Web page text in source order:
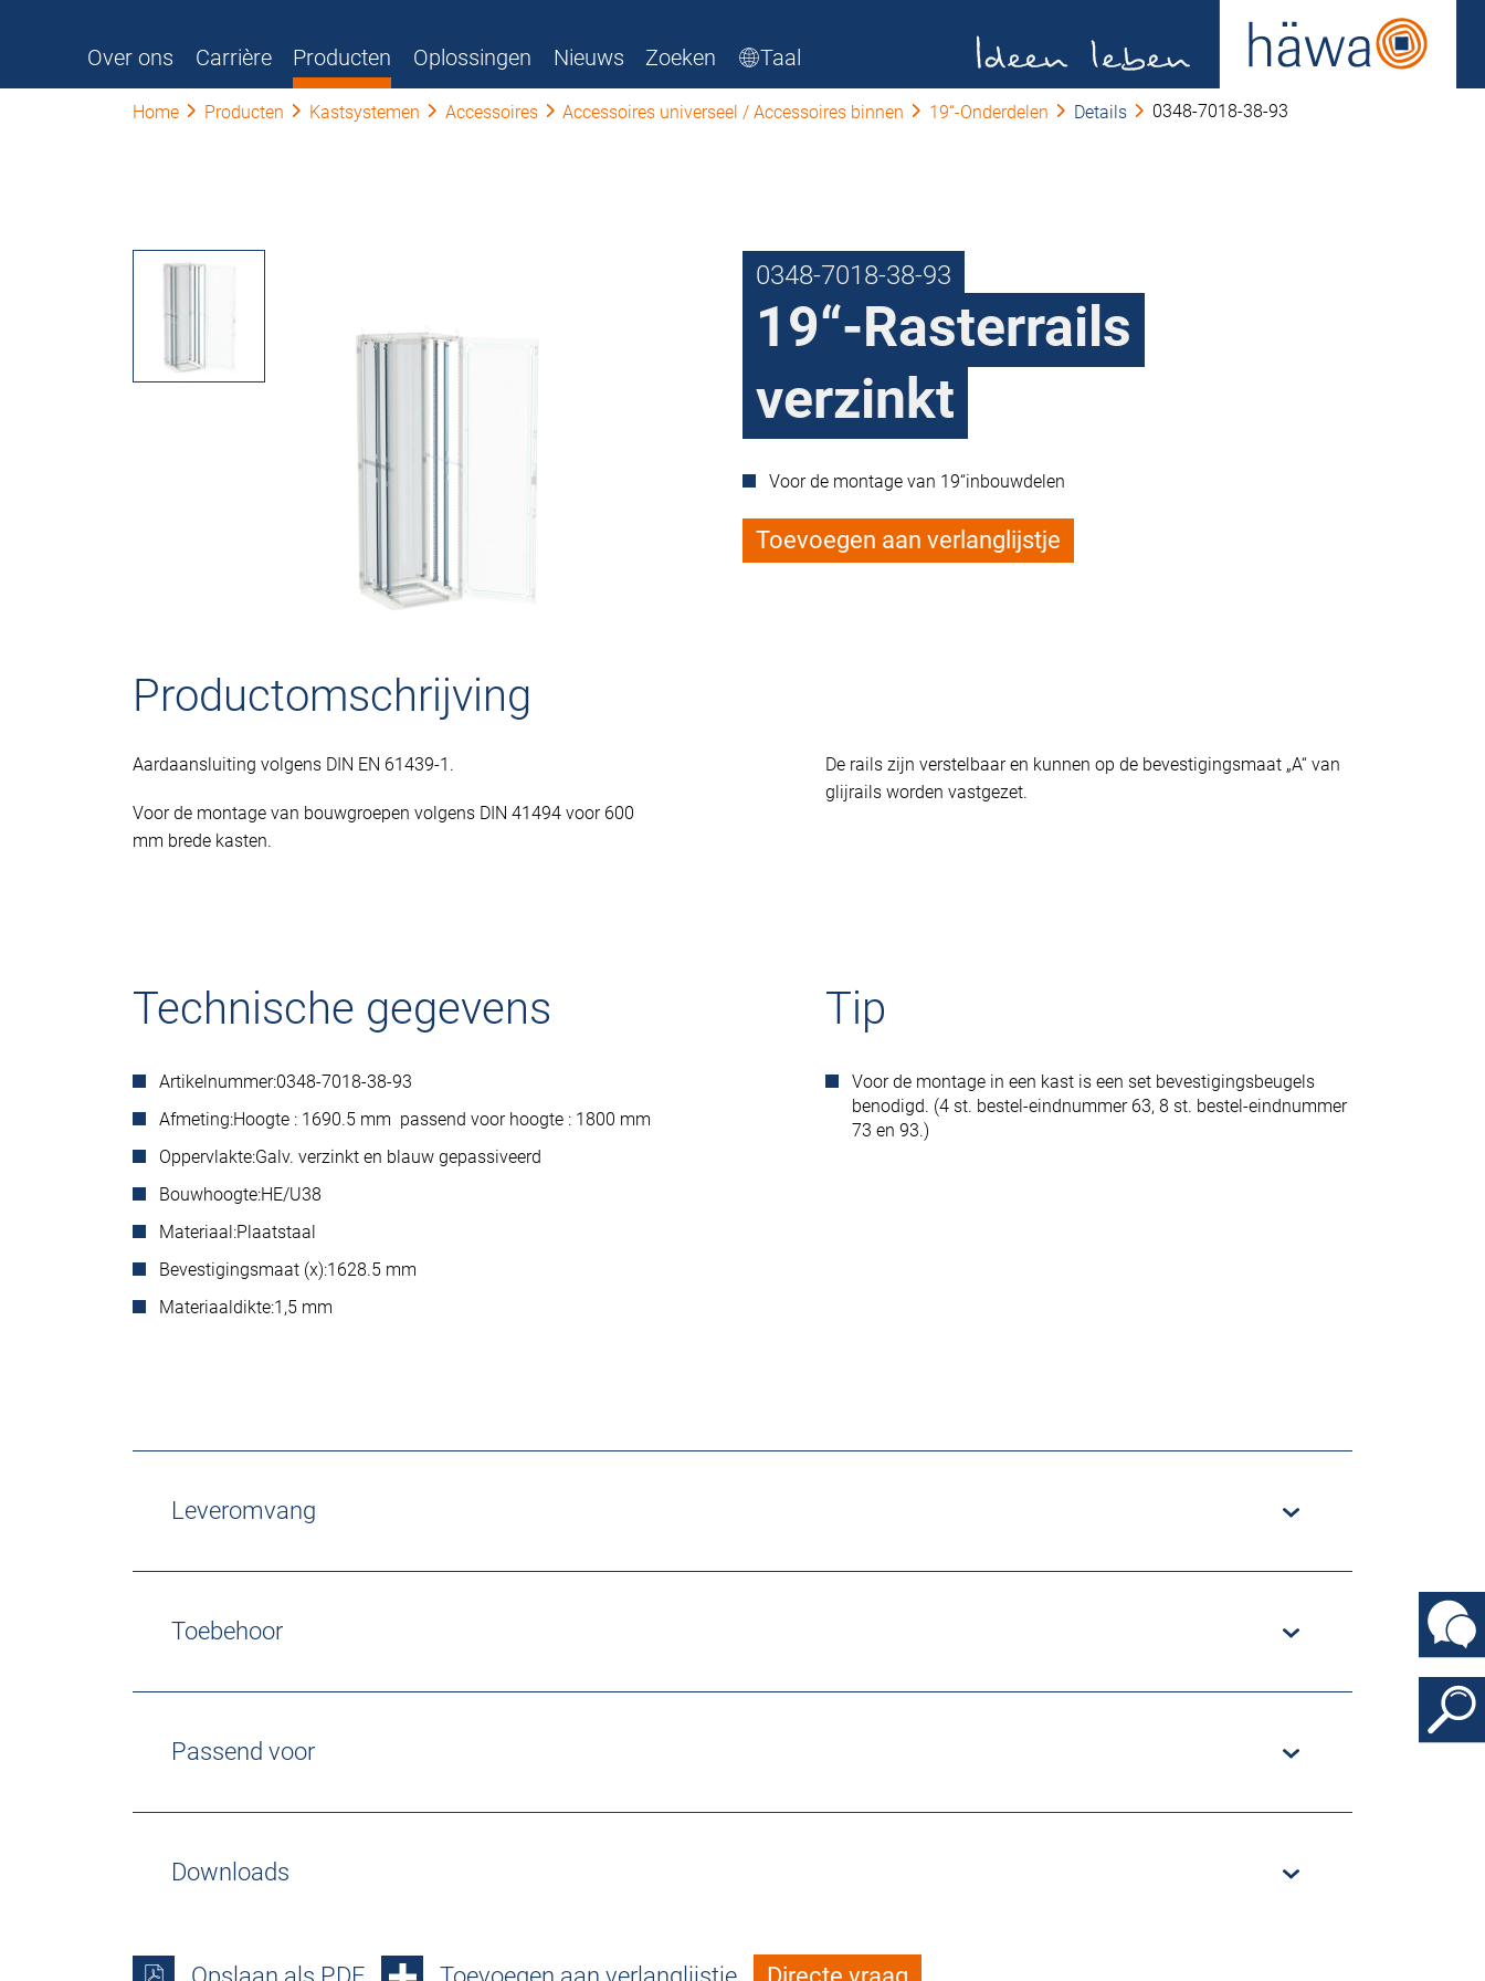
Over ons Carrière Producten Oplossingen Nieuws Zoeken Taal
Home Producten Kastsystemen Accessoires Accessoires universeel / Accessoires binnen 19“-Onderdelen Details 0348-7018-38-93
0348-7018-38-93
19“-Rasterrails
verzinkt
Voor de montage van 19“inbouwdelen
Toevoegen aan verlanglijstje
Productomschrijving
Aardaansluiting volgens DIN EN 61439-1.
Voor de montage van bouwgroepen volgens DIN 41494 voor 600
mm brede kasten.
De rails zijn verstelbaar en kunnen op de bevestigingsmaat „A“ van
glijrails worden vastgezet.
Technische gegevens
Artikelnummer:0348-7018-38-93
Afmeting:Hoogte : 1690.5 mm passend voor hoogte : 1800 mm
Oppervlakte:Galv. verzinkt en blauw gepassiveerd
Bouwhoogte:HE/U38
Materiaal:Plaatstaal
Bevestigingsmaat (x):1628.5 mm
Materiaaldikte:1,5 mm
Tip
Voor de montage in een kast is een set bevestigingsbeugels
benodigd. (4 st. bestel-eindnummer 63, 8 st. bestel-eindnummer
73 en 93.)
Leveromvang
Toebehoor
Passend voor
Downloads